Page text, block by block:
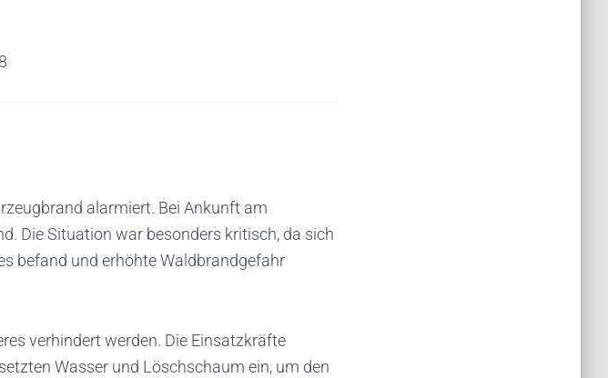
alarmiert. Bei Ankunft am
Die Situation war besonders kritisch, da sich
befand und erhöhte Waldbrandgefahr
verhindert werden. Die Einsatzkräfte
Wasser und Löschschaum ein, um den